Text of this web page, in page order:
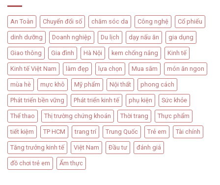
An Toàn Chuyển đổi số chăm sóc da Công nghệ Cổ phiếu
dinh dưỡng Doanh nghiệp Du lịch dạy nấu ăn gia dụng
Giao thông Gia đình Hà Nội kem chống nắng Kinh tế
Kinh tế Việt Nam làm đẹp lựa chọn Mua sắm món ăn ngon
mùa hè mực khô Mỹ phẩm Nội thất phong cách
Phát triển bền vững Phát triển kinh tế phụ kiện Sức khỏe
Thể thao Thị trường chứng khoán Thời trang Thực phẩm
tiết kiệm TP HCM trang trí Trung Quốc Trẻ em Tài chính
Tăng trưởng kinh tế Việt Nam Đầu tư đánh giá
đồ chơi trẻ em Ẩm thực